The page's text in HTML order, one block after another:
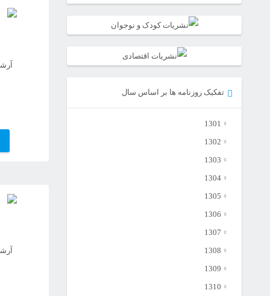
تفکیک روزنامه ها بر اساس سال
1301
1302
1303
1304
1305
1306
1307
1308
1309
1310